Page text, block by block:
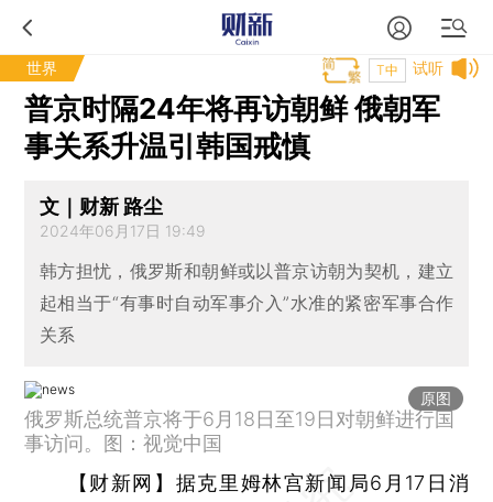
世界 试听
T中
普京时隔24年将再访朝鲜 俄朝军
事关系升温引韩国戒慎
文｜财新 路尘
2024年06月17日 19:49
韩方担忧，俄罗斯和朝鲜或以普京访朝为契机，建立
起相当于“有事时自动军事介入”水准的紧密军事合作
关系
原图
俄罗斯总统普京将于6月18日至19日对朝鲜进行国
事访问。图：视觉中国
【财新网】 据克里姆林宫新闻局6月17日消